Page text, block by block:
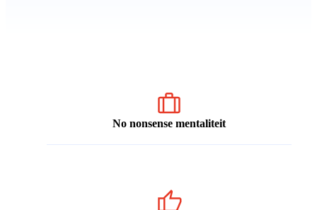
No nonsense mentaliteit